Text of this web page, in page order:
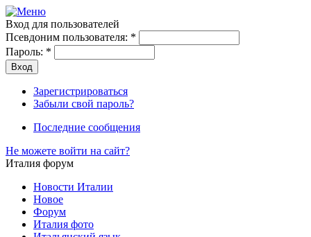
Вход для пользователей
Псевдоним пользователя: *
Пароль: *
Зарегистрироваться
Забыли свой пароль?
Последние сообщения
Не можете войти на сайт?
Италия форум
Новости Италии
Новое
Форум
Италия фото